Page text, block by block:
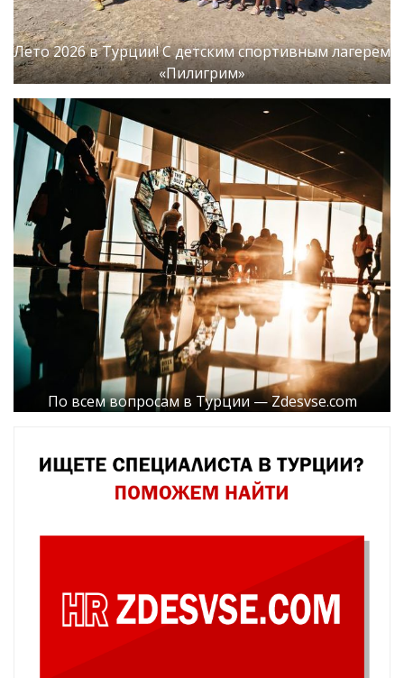
Лето 2026 в Турции! С детским спортивным лагерем
«Пилигрим»
По всем вопросам в Турции — Zdesvse.com